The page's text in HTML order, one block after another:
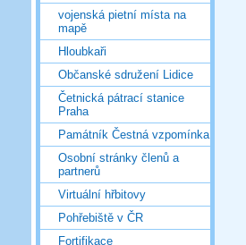
vojenská pietní místa na
mapě
Hloubkaři
Občanské sdružení Lidice
Četnická pátrací stanice
Praha
Památník Čestná vzpomínka
Osobní stránky členů a
partnerů
Virtuální hřbitovy
Pohřebiště v ČR
Fortifikace